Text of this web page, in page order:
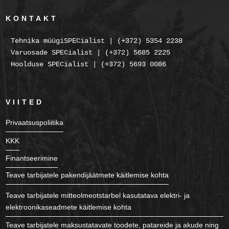
KONTAKT
Tehnika müügiSPECialist | (+372) 5354 2238
Varuosade SPECialist | (+372) 5685 2225
Hoolduse SPECialist | (+372) 5693 0086
VIITED
Privaatsuspoliitika
KKK
Finantseerimine
Teave tarbijatele pakendijäätmete käitlemise kohta
Teave tarbijatele mitteolmeotstarbel kasutatava elektri- ja
elektroonikaseadmete käitlemise kohta
Teave tarbijatele maksustatavate toodete, patareide ja akude ning